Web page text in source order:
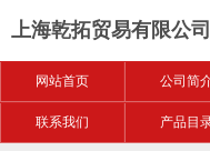
上海乾拓贸易有限公司
网站首页 公司简
联系我们 产品目